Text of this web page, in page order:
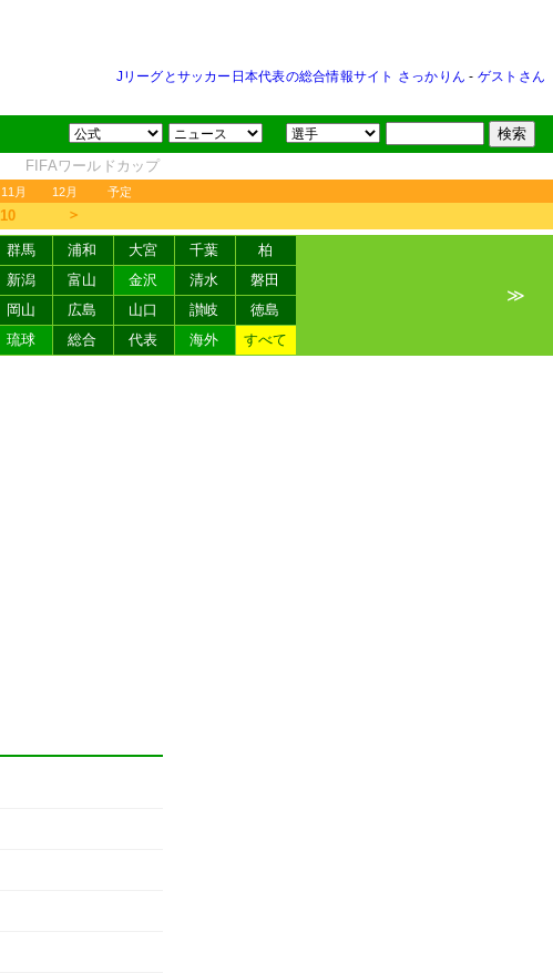
Jリーグとサッカー日本代表の総合情報サイト さっかりん - ゲストさん
FIFAワールドカップ
11月 12月 予定
10 ＞
群馬 浦和 大宮 千葉
柏
新潟 富山 金沢 清水
磐田
岡山 広島 山口 讃岐
徳島
琉球 総合 代表 海外 すべて
≫